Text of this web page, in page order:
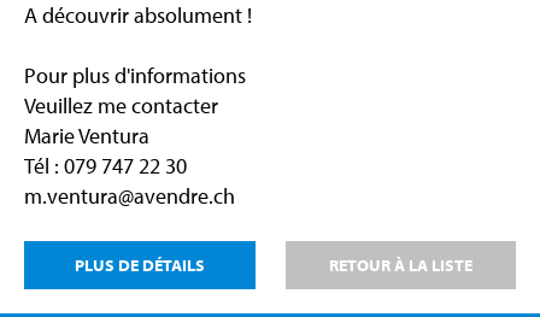
A découvrir absolument !
Pour plus d'informations
Veuillez me contacter
Marie Ventura
Tél : 079 747 22 30
m.ventura@avendre.ch
PLUS DE DÉTAILS RETOUR À LA LISTE